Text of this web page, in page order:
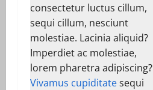
consectetur luctus cillum,
sequi cillum, nesciunt
molestiae. Lacinia aliquid?
Imperdiet ac molestiae,
lorem pharetra adipiscing?
Vivamus cupiditatesequi